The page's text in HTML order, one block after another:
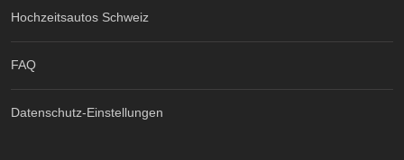
Hochzeitsautos Schweiz
FAQ
Datenschutz-Einstellungen